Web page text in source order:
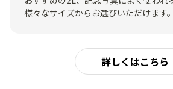
様々なサイズからお選びいただけます。
詳しくはこちら